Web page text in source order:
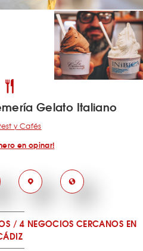
Gelato Italiano
y Cafés
en opinar!
/4 NEGOCIOS CERCANOS EN